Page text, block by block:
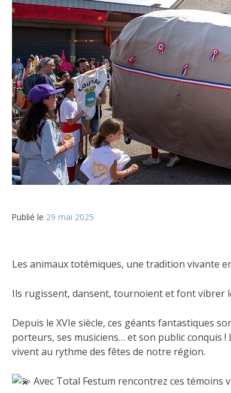
Publié le 29 mai 2025
Les animaux totémiques, une tradition vivante
Ils rugissent, dansent, tournoient et font vibrer
Depuis le XVIe siècle, ces géants fantastiques
porteurs, ses musiciens… et son public conquis
vivent au rythme des fêtes de notre région.
Avec Total Festum rencontrez ces